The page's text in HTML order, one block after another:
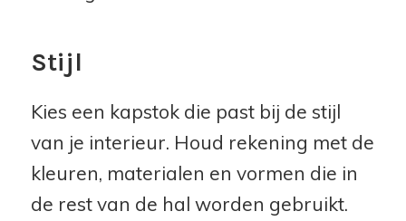
Stijl
Kies een kapstok die past bij de stijl
van je interieur. Houd rekening met de
kleuren, materialen en vormen die in
de rest van de hal worden gebruikt.